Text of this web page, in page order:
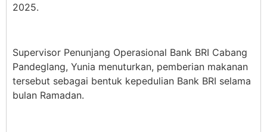
2025.
Supervisor Penunjang Operasional Bank BRI Cabang
Pandeglang, Yunia menuturkan, pemberian makanan
tersebut sebagai bentuk kepedulian Bank BRI selama
bulan Ramadan.